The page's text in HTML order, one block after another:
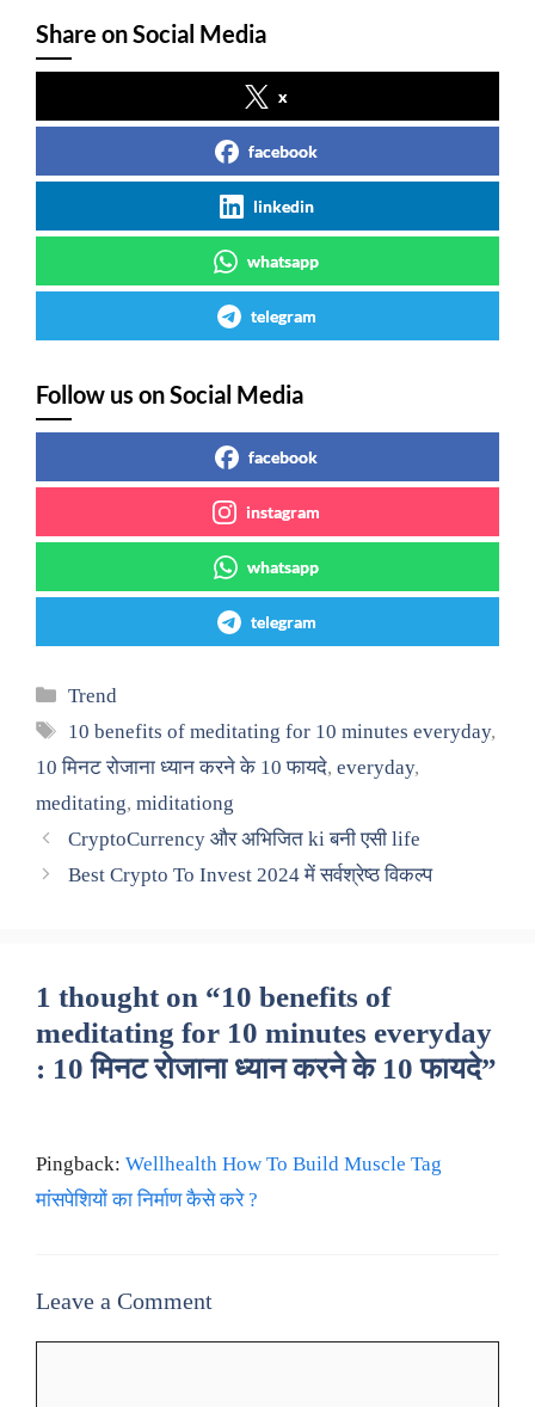
Share on Social Media
x
facebook
linkedin
whatsapp
telegram
Follow us on Social Media
facebook
instagram
whatsapp
telegram
Categories
Trend
Tags
10 benefits of meditating for 10 minutes everyday,
10 मिनट रोजाना ध्यान करने के 10 फायदे, everyday,
meditating, miditationg
CryptoCurrency और अभिजित ki बनी एसी life
Best Crypto To Invest 2024 में सर्वश्रेष्ठ विकल्प
1 thought on “10 benefits of
meditating for 10 minutes everyday
: 10 मिनट रोजाना ध्यान करने के 10 फायदे”
Pingback: Wellhealth How To Build Muscle Tag
मांसपेशियों का निर्माण कैसे करे ?
Leave a Comment